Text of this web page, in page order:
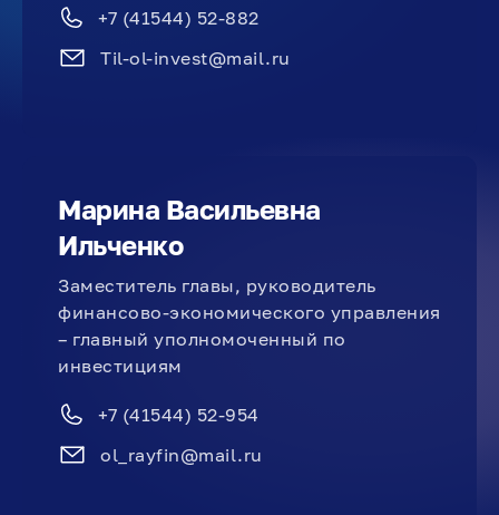
+7 (41544) 52-882
Til-ol-invest@mail.ru
Марина Васильевна
Ильченко
Заместитель главы, руководитель
финансово-экономического управления
– главный уполномоченный по
инвестициям
+7 (41544) 52-954
ol_rayfin@mail.ru